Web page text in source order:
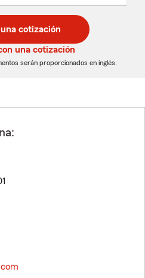
cotización
una cotización
serán proporcionados en inglés.